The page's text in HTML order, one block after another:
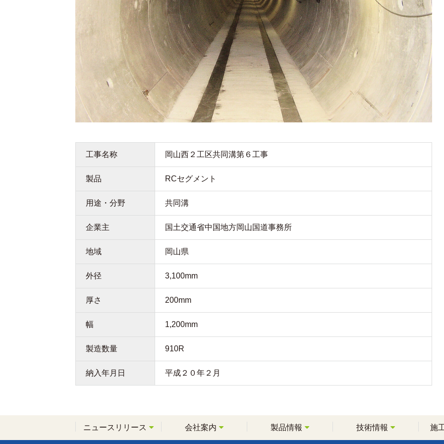
工事名称 岡山西２工区共同溝第６工事
製品 RCセグメント
用途・分野 共同溝
企業主 国土交通省中国地方岡山国道事務所
地域 岡山県
外径 3,100mm
厚さ 200mm
幅 1,200mm
製造数量 910R
納入年月日 平成２０年２月
ニュースリリース 会社案内 製品情報 技術情報 施